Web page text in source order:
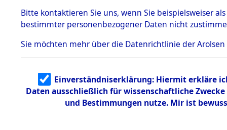
5.3.1 Alliierte
Erhebungen
zu
Todesmärsch
en
5.3.2
Identifizierun
g
5.3.3
Todesmärsch
Bitte kontaktieren Sie uns, wenn Sie beispielsweiser
bestimmter personenbezogener Daten nicht
Sie möchten mehr über die Datenrichtlinie der Arolsen
Einverständniserklärung: Hiermit erkläre
Daten ausschließlich für wissenschaftliche
und Bestimmungen nutze. Mir ist